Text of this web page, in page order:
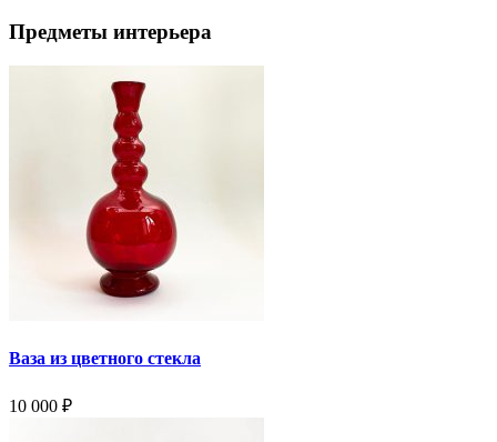
Предметы интерьера
Ваза из цветного стекла
10 000 ₽